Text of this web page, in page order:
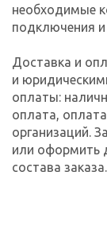
необходимые
подключения
Доставка и
и
оплаты:
оплата,
организаций.
или оформить
состава заказа.